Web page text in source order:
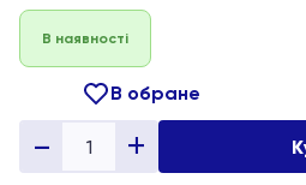
В наявності
В обране
Quantity